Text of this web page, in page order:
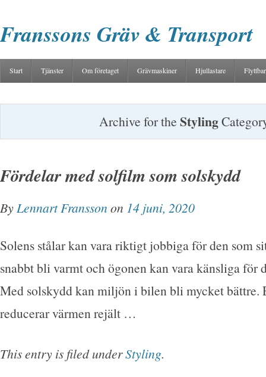
Franssons Gräv & Transport
Start Tjänster Om företaget Grävmaskiner Hjullastare
Archive for the Styling
Fördelar med solfilm som solskydd
ByLennart Fransson on 14 juni, 2020
Solens stålar kan vara riktigt jobbiga för den som
snabbt bli varmt och ögonen kan vara känsliga för
Med solskydd kan miljön i bilen bli mycket bättre.
reducerar värmen rejält …
This entry is filed underStyling.